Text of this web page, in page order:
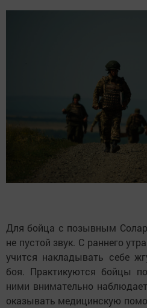
Для бойца с позывным Солар
не пустой звук. С раннего
учится накладывать себе
боя. Практикуются бойцы
ними внимательно
оказывать медицинскую